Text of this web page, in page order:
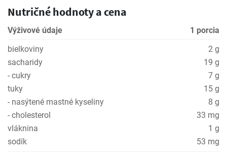
Nutričné hodnoty a cena
Výživové údaje
1 porcia
bielkoviny
2 g
sacharidy
19 g
- cukry
7 g
tuky
15 g
- nasýtené mastné kyseliny
8 g
- cholesterol
33 mg
vláknina
1 g
sodík
53 mg